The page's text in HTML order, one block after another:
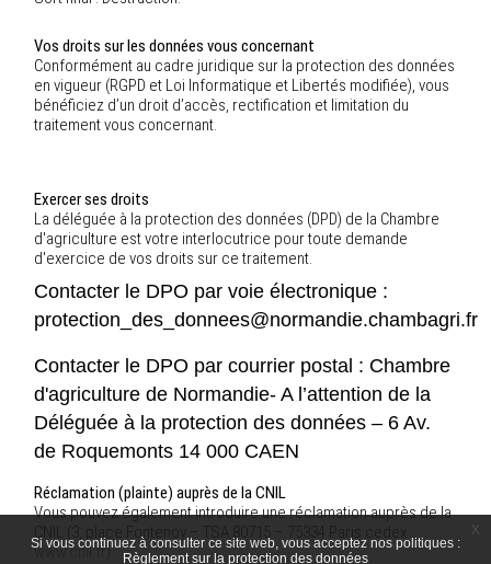
Si vous continuez à consulter ce site web, vous acceptez nos politiques :
Règlement sur la protection des données
Vos droits sur les données vous concernant
Conformément au cadre juridique sur la protection des données
en vigueur (RGPD et Loi Informatique et Libertés modifiée), vous
bénéficiez d’un droit d’accès, rectification et limitation du
traitement vous concernant.
Exercer ses droits
La déléguée à la protection des données (DPD) de la Chambre
d'agriculture est votre interlocutrice pour toute demande
d'exercice de vos droits sur ce traitement.
Contacter le DPO par voie électronique :
protection_des_donnees@normandie.chambagri.fr
Contacter le DPO par courrier postal : Chambre
d'agriculture de Normandie- A l’attention de la
Déléguée à la protection des données – 6 Av.
de Roquemonts 14 000 CAEN
Réclamation (plainte) auprès de la CNIL
Vous pouvez également introduire une réclamation auprès de la
CNIL (3, place Fontenoy – TSA 80715 – 75334 Paris cedex
www.cnil.fr).